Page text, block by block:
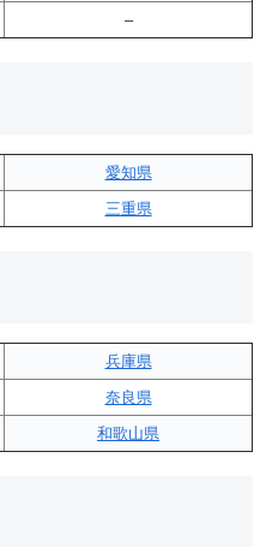
–
愛知県
三重県
兵庫県
奈良県
和歌山県